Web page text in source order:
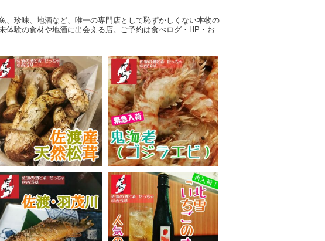
、珍味、地酒など、唯一の専門店として恥ずかしくない本物の
体験の食材や地酒に出会える店。ご予約は食べログ・HP・お